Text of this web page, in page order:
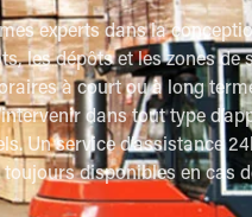
experts dans la
les dépôts et les zones de
à court ou à long
dans tout type
Un service d’assistance
disponibles en cas